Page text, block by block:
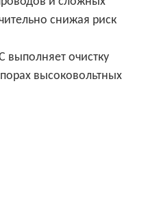
снижая риск